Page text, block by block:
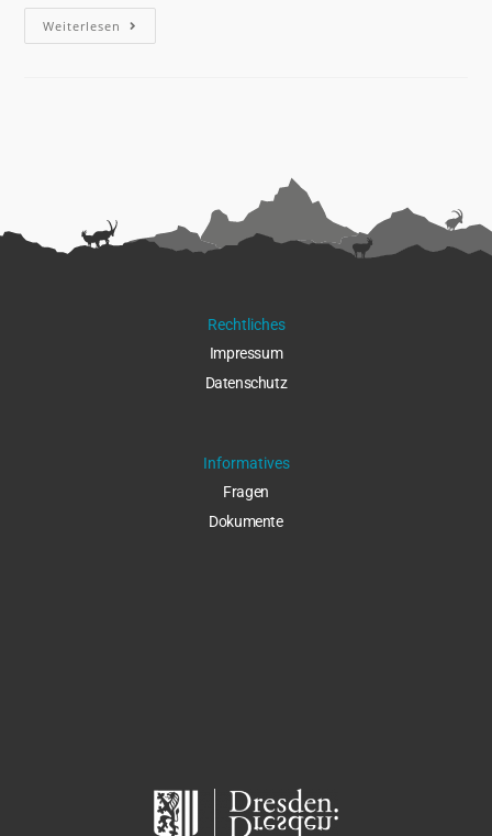
Weiterlesen
Rechtliches
Impressum
Datenschutz
Informatives
Fragen
Dokumente